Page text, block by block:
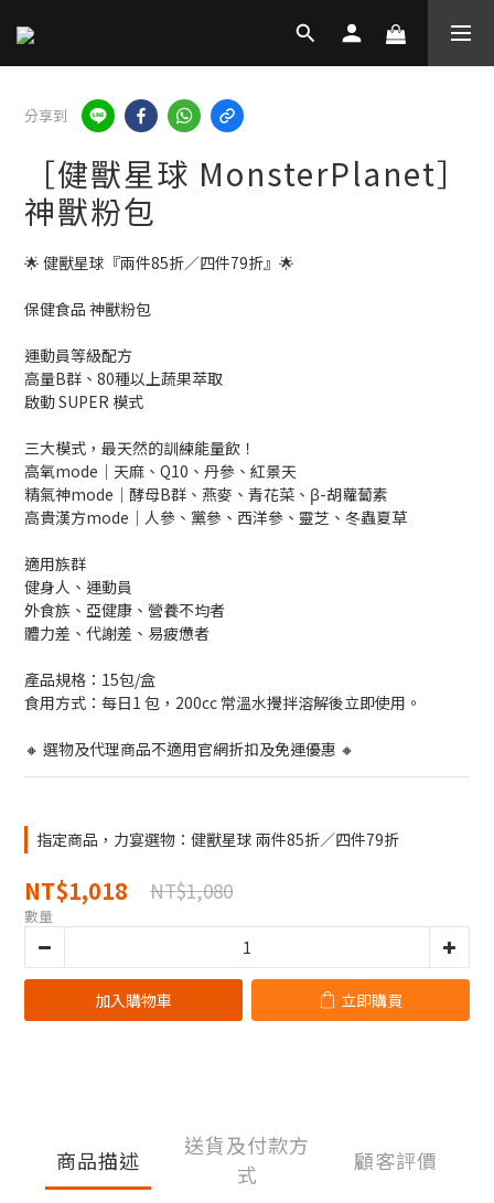
分享到
［健獸星球 MonsterPlanet］
神獸粉包
🌟 健獸星球『兩件85折／四件79折』🌟
保健食品 神獸粉包
運動員等級配方
高量B群、80種以上蔬果萃取
啟動 SUPER 模式
三大模式，最天然的訓練能量飲！
高氧mode｜天麻、Q10、丹參、紅景天
精氣神mode｜酵母B群、燕麥、青花菜、β-胡蘿蔔素
高貴漢方mode｜人參、黨參、西洋參、靈芝、冬蟲夏草
適用族群
健身人、運動員
外食族、亞健康、營養不均者
體力差、代謝差、易疲憊者
產品規格：15包/盒
食用方式：每日1 包，200cc 常溫水攪拌溶解後立即使用。
🔸 選物及代理商品不適用官網折扣及免運優惠 🔸
指定商品，力宴選物：健獸星球 兩件85折／四件79折
NT$1,018 NT$1,080
數量
加入購物車 立即購買
商品描述
送貨及付款方
式
顧客評價